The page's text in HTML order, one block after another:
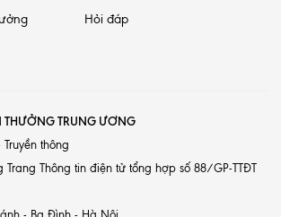
Hỏi đáp
THƯỞNG TRUNG ƯƠNG
thông
Thông tin điện tử tổng hợp số 88/GP-TTĐT